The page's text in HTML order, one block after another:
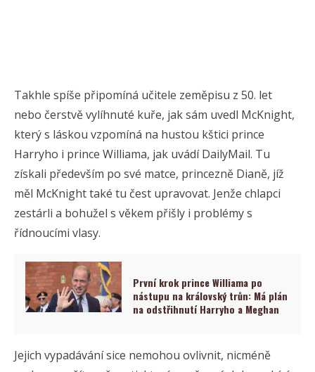
Takhle spíše připomíná učitele zeměpisu z 50. let
nebo čerstvě vylíhnuté kuře, jak sám uvedl McKnight,
který s láskou vzpomíná na hustou kštici prince
Harryho i prince Williama, jak uvádí DailyMail. Tu
získali především po své matce, princezně Dianě, jíž
měl McKnight také tu čest upravovat. Jenže chlapci
zestárli a bohužel s věkem přišly i problémy s
řídnoucími vlasy.
První krok prince Williama po
nástupu na královský trůn: Má plán
na odstřihnutí Harryho a Meghan
Jejich vypadávání sice nemohou ovlivnit, nicméně